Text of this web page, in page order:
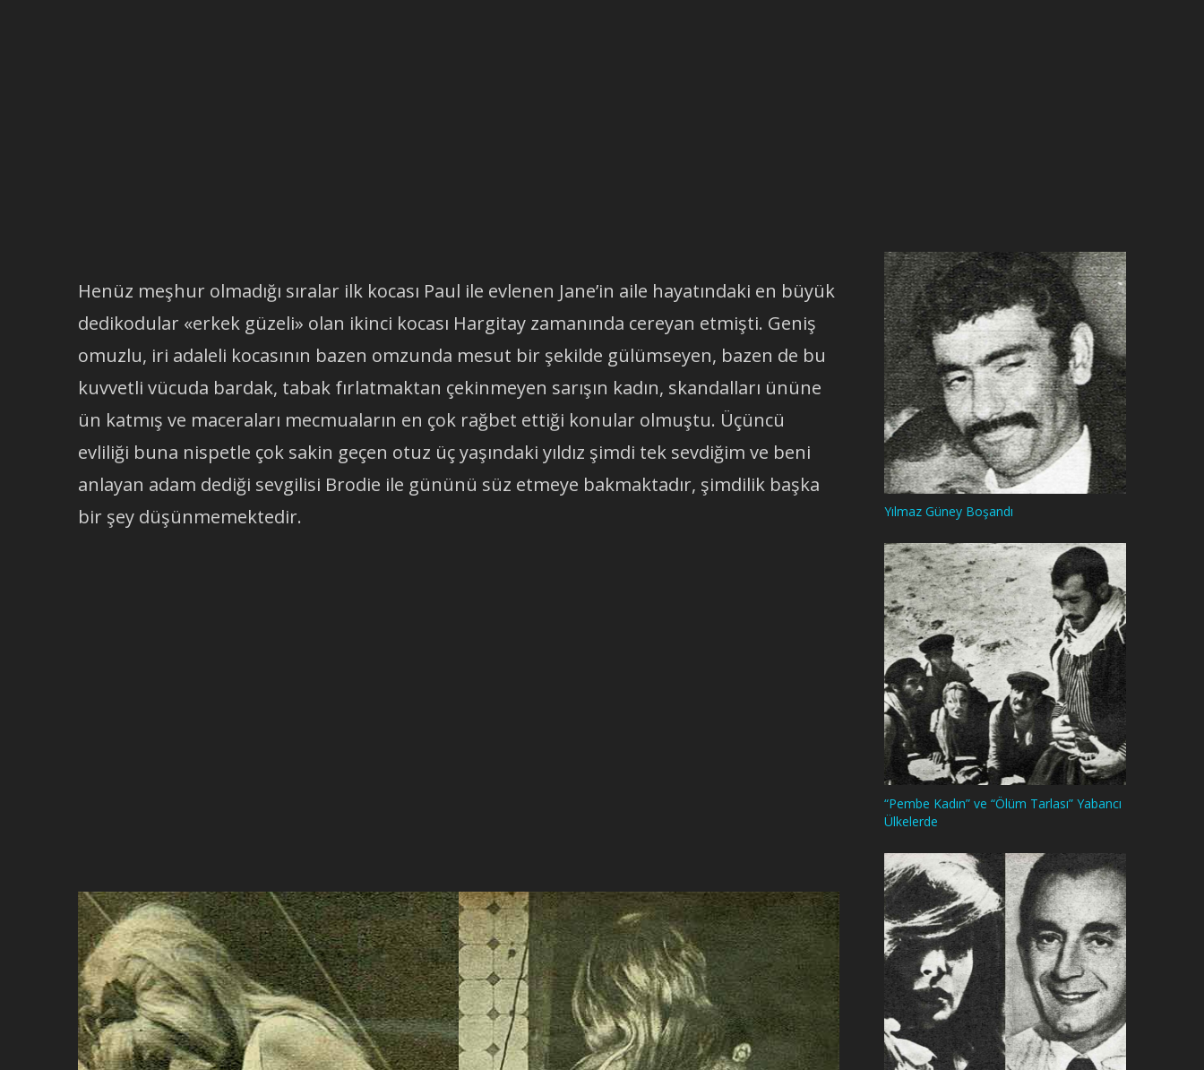
Henüz meşhur olmadığı sıralar ilk kocası Paul ile evlenen Jane’in aile hayatındaki en büyük
dedikodular «erkek güzeli» olan ikinci kocası Hargitay zamanında cereyan etmişti. Geniş
omuzlu, iri adaleli kocasının bazen omzunda mesut bir şekilde gülümseyen, bazen de bu
kuvvetli vücuda bardak, tabak fırlatmaktan çekinmeyen sarışın kadın, skandalları ününe
ün katmış ve maceraları mecmuaların en çok rağbet ettiği konular olmuştu. Üçüncü
evliliği buna nispetle çok sakin geçen otuz üç yaşındaki yıldız şimdi tek sevdiğim ve beni
anlayan adam dediği sevgilisi Brodie ile gününü süz etmeye bakmaktadır, şimdilik başka
bir şey düşünmemektedir.
Yılmaz Güney Boşandı
“Pembe Kadın” ve “Ölüm Tarlası” Yabancı
Ülkelerde